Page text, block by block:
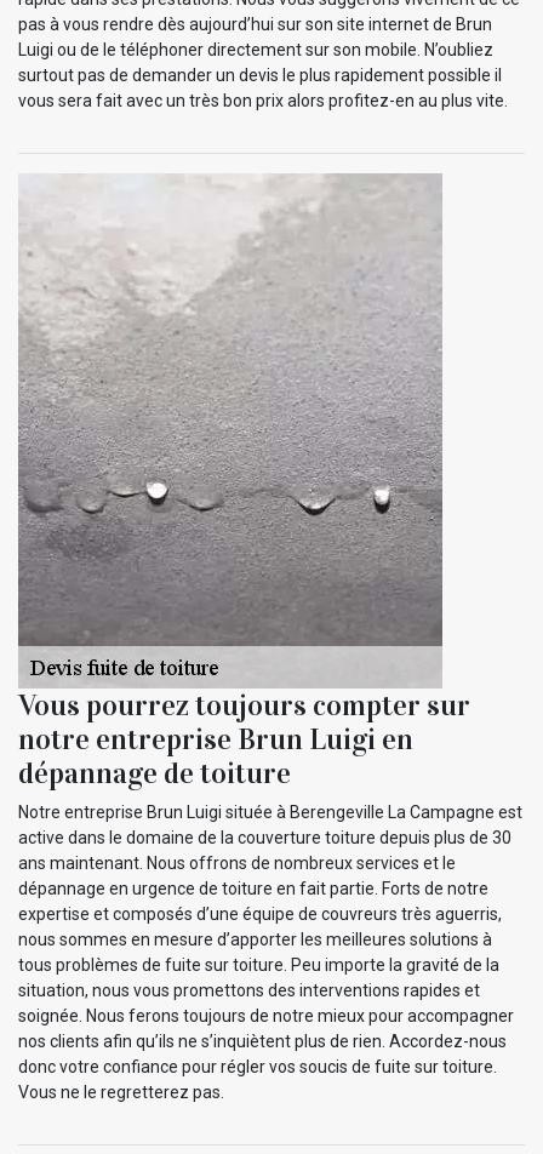
pas à vous rendre dès aujourd’hui sur son site internet de Brun
Luigi ou de le téléphoner directement sur son mobile. N’oubliez
surtout pas de demander un devis le plus rapidement possible il
vous sera fait avec un très bon prix alors profitez-en au plus vite.
Vous pourrez toujours compter sur
notre entreprise Brun Luigi en
dépannage de toiture
Notre entreprise Brun Luigi située à Berengeville La Campagne est
active dans le domaine de la couverture toiture depuis plus de 30
ans maintenant. Nous offrons de nombreux services et le
dépannage en urgence de toiture en fait partie. Forts de notre
expertise et composés d’une équipe de couvreurs très aguerris,
nous sommes en mesure d’apporter les meilleures solutions à
tous problèmes de fuite sur toiture. Peu importe la gravité de la
situation, nous vous promettons des interventions rapides et
soignée. Nous ferons toujours de notre mieux pour accompagner
nos clients afin qu’ils ne s’inquiètent plus de rien. Accordez-nous
donc votre confiance pour régler vos soucis de fuite sur toiture.
Vous ne le regretterez pas.